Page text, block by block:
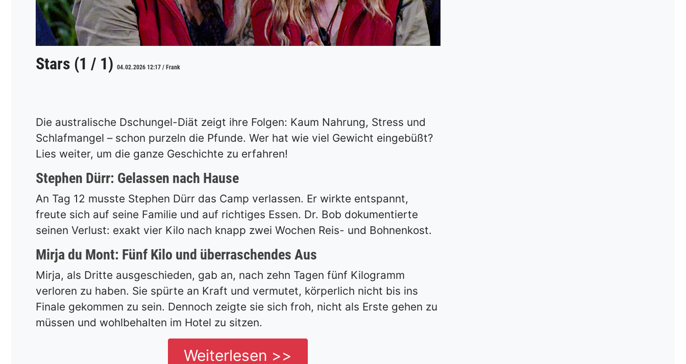
Stars (1 / 1) 04.02.2026 12:17 / Frank
Die australische Dschungel-Diät zeigt ihre Folgen: Kaum Nahrung, Stress und
Schlafmangel – schon purzeln die Pfunde. Wer hat wie viel Gewicht eingebüßt?
Lies weiter, um die ganze Geschichte zu erfahren!
Stephen Dürr: Gelassen nach Hause
An Tag 12 musste Stephen Dürr das Camp verlassen. Er wirkte entspannt,
freute sich auf seine Familie und auf richtiges Essen. Dr. Bob dokumentierte
seinen Verlust: exakt vier Kilo nach knapp zwei Wochen Reis- und Bohnenkost.
Mirja du Mont: Fünf Kilo und überraschendes Aus
Mirja, als Dritte ausgeschieden, gab an, nach zehn Tagen fünf Kilogramm
verloren zu haben. Sie spürte an Kraft und vermutet, körperlich nicht bis ins
Finale gekommen zu sein. Dennoch zeigte sie sich froh, nicht als Erste gehen zu
müssen und wohlbehalten im Hotel zu sitzen.
Weiterlesen >>